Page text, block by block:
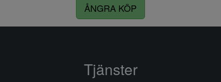
ÅNGRA KÖP
Tjänster